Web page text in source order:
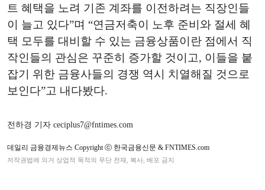
트 혜택을 노려 기존 계좌를 이전하려는 직장인들
이 늘고 있다”며 “연금저축이 노후 준비와 절세 혜
택 모두를 대비할 수 있는 금융상품이란 점에서 직
작인들의 관심은 꾸준히 증가할 것이고, 이들을 붙
잡기 위한 금융사들의 경쟁 역시 치열해질 것으로
보인다”고 내다봤다.
전하경 기자 ceciplus7@fntimes.com
데일리 금융경제뉴스 Copyright ⓒ 한국금융신문 & FNTIMES.com
저작권법에 의거 상업적 목적의 무단 전재, 복사, 배포 금지